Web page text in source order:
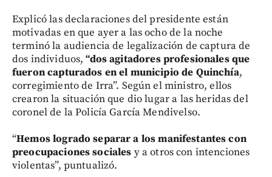
Explicó las declaraciones del presidente están
motivadas en que ayer a las ocho de la noche
terminó la audiencia de legalización de captura de
dos individuos,“dos agitadores profesionales que
fueron capturados en el municipio de Quinchía,
corregimiento de Irra”. Según el ministro, ellos
crearon la situación que dio lugar a las heridas del
coronel de la Policía García Mendivelso.
“Hemos logrado separar a los manifestantes con
preocupaciones sociales y a otros con intenciones
violentas”, puntualizó.